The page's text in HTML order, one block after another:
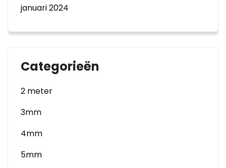
januari 2024
Categorieën
2 meter
3mm
4mm
5mm